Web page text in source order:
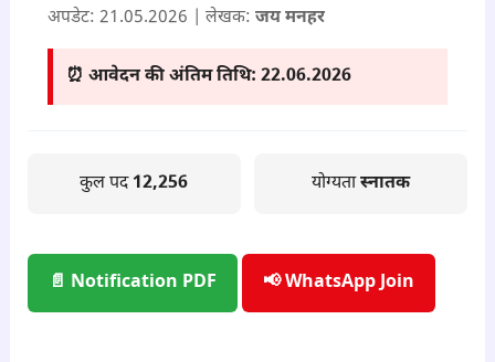
अपडेट: 21.05.2026 | लेखक: जय मनहर
⏰ आवेदन की अंतिम तिथि: 22.06.2026
कुल पद12,256 योग्यतास्नातक
📄 Notification PDF 📢 WhatsApp Join